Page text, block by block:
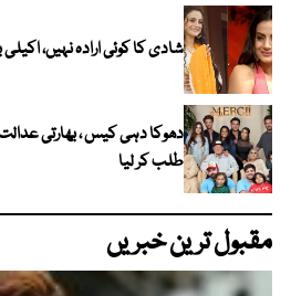
شادی کا کوئی ارادہ نہیں،
دھوکا دہی کیس ، بھارتی
طلب کر لیا
مقبول ترین خبریں